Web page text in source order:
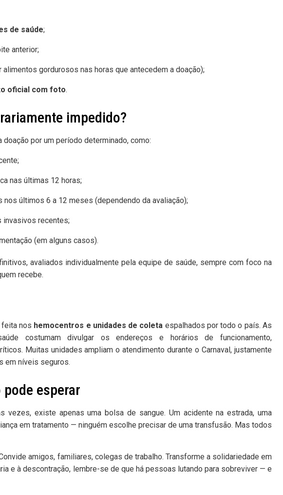
de saúde;
anterior;
alimentos gordurosos nas horas que antecedem a doação);
oficial com foto.
impedido?
por um período determinado, como:
nas últimas 12 horas;
nos últimos 6 a 12 meses (dependendo da avaliação);
invasivos recentes;
(em alguns casos).
avaliados individualmente pela equipe de saúde, sempre com foco na
recebe.
nos hemocentros e unidades de coleta espalhados por todo o país. As
costumam divulgar os endereços e horários de funcionamento,
Muitas unidades ampliam o atendimento durante o Carnaval, justamente
em níveis seguros.
pode esperar
vezes, existe apenas uma bolsa de sangue. Um acidente na estrada, uma
em tratamento — ninguém escolhe precisar de uma transfusão. Mas todos
amigos, familiares, colegas de trabalho. Transforme a solidariedade em
e à descontração, lembre-se de que há pessoas lutando para sobreviver — e